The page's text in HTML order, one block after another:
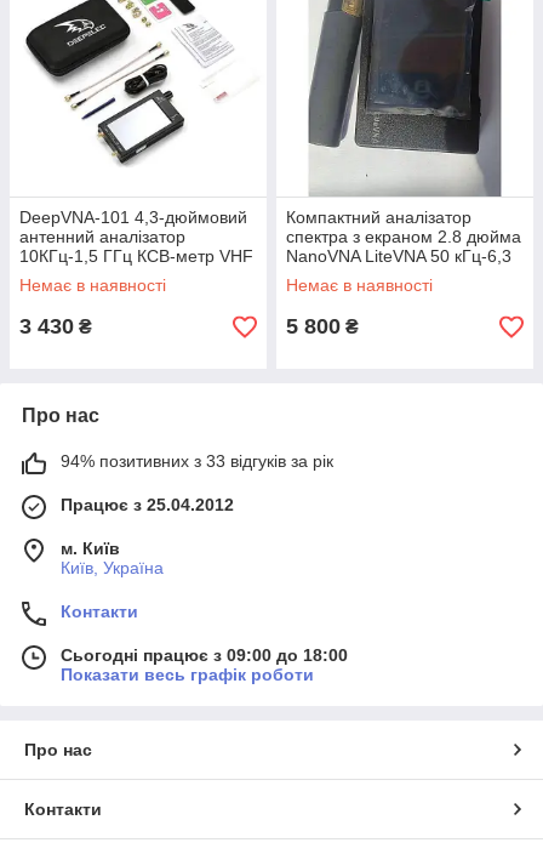
DeepVNA-101 4,3-дюймовий
антенний аналізатор
10КГц-1,5 ГГц КСВ-метр VHF
UHF мережевий аналізатор
HW3.2 IPS LCD
Немає в наявності
3 430 ₴
Компактний аналізатор
спектра з екраном 2.8 дюйма
NanoVNA LiteVNA 50 кГц-6,3
ГГц, векторний мережевий
аналізатор, антенний аналіза
Немає в наявності
5 800 ₴
Про нас
94% позитивних з 33 відгуків за рік
Працює з 25.04.2012
м. Київ
Київ, Україна
Контакти
Сьогодні працює з 09:00 до 18:00
Показати весь графік роботи
Про нас
Контакти